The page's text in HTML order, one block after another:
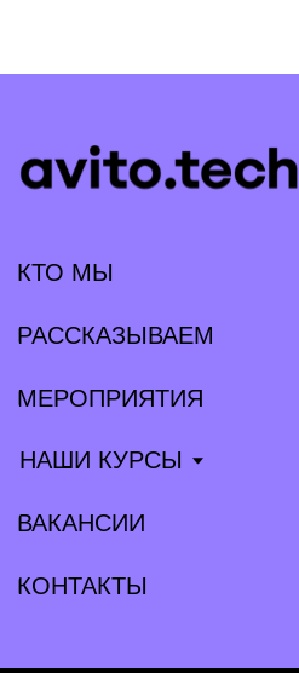
© ООО «Авито Тех» 2026
их использования:
1) Название: Программа для ЭВМ «hrmka» версия 1.0.
Реестровая запись № 25 407 от 12.12.2024, сайт:
SphinxSearch, JavaScript, Trino, Flink.
Условия труда